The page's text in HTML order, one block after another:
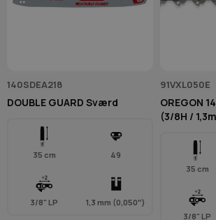
140SDEA218
DOUBLE GUARD Sværd
35 cm 49
3/8" LP 1,3 mm (0,050″)
91VXL050E
OREGON
(3/8H /
35 cm
3/8" LP